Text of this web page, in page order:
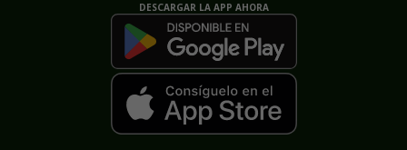
DESCARGAR LA APP AHORA